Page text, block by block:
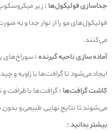
جداسازی فولیکول‌ها :زیر
فولیکول‌های مو را از نوار جدا و به‌
می‌کنند.
آماده‌ سازی ناحیه گیرنده :سوراخ‌های
ایجاد می‌شود تا گرافت‌ها با زاویه و
کاشت گرافت‌ها :گرافت‌ها با ظرافت
می‌شوند تا نتایج نهایی طبیعی و
بیشتر بدانید :